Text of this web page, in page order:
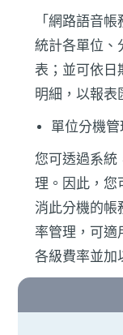
「網路語音
統計各單位、
表；並可依日
明細，以報表
單位分機
您可透過系統
理。因此，您
消此分機的帳
率管理，可適
各級費率並加